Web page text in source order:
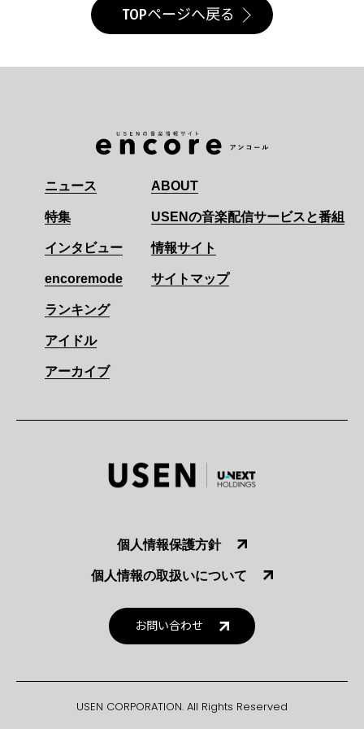
TOPページへ戻る
ニュース
特集
インタビュー
encoremode
ランキング
アイドル
アーカイブ
ABOUT
USENの音楽配信サービスと番組
情報サイト
サイトマップ
個人情報保護方針
個人情報の取扱いについて
お問い合わせ
USEN CORPORATION. All Rights Reserved